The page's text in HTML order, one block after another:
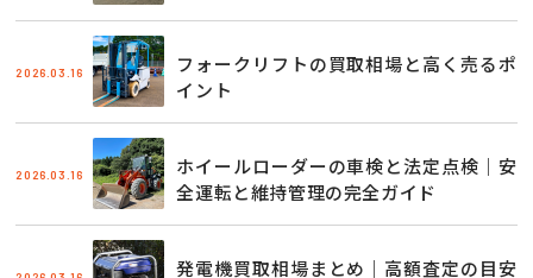
2026.03.16
フォークリフトの買取相場と高く売るポ
イント
2026.03.16
ホイールローダーの車検と法定点検｜安
全運転と維持管理の完全ガイド
発電機買取相場まとめ｜高額査定の目安